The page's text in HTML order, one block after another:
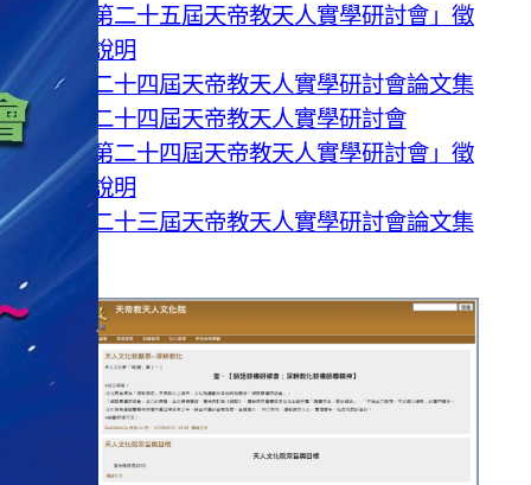
「第二十五屆天帝教天人實學研討會」徵
稿說明
第二十四屆天帝教天人實學研討會論文集
第二十四屆天帝教天人實學研討會
「第二十四屆天帝教天人實學研討會」徵
稿說明
第二十三屆天帝教天人實學研討會論文集
登入